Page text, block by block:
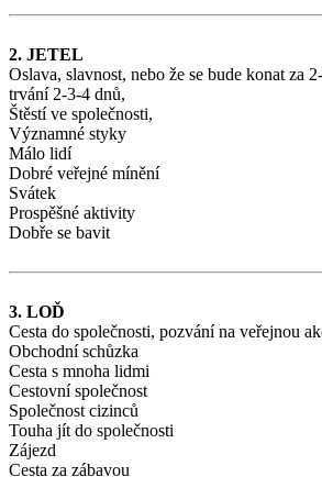
2. JETEL
Oslava, slavnost, nebo že se bude konat za
trvání 2-3-4 dnů,
Štěstí ve společnosti,
Významné styky
Málo lidí
Dobré veřejné mínění
Svátek
Prospěšné aktivity
Dobře se bavit
3. LOĎ
Cesta do společnosti, pozvání na veřejnou
Obchodní schůzka
Cesta s mnoha lidmi
Cestovní společnost
Společnost cizinců
Touha jít do společnosti
Zájezd
Cesta za zábavou